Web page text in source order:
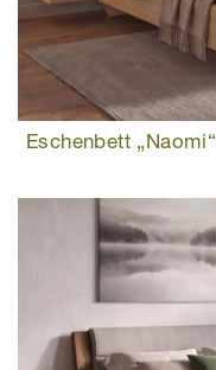
Eschenbett „Naomi“